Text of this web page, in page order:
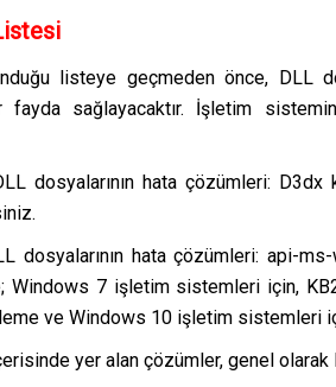
listeye geçmeden önce, DLL
fayda sağlayacaktır. İşletim
dosyalarının hata çözümleri:
dosyalarının hata çözümleri: api-
Windows 7 işletim sistemleri için,
ve Windows 10 işletim sistemleri
yer alan çözümler, genel olarak